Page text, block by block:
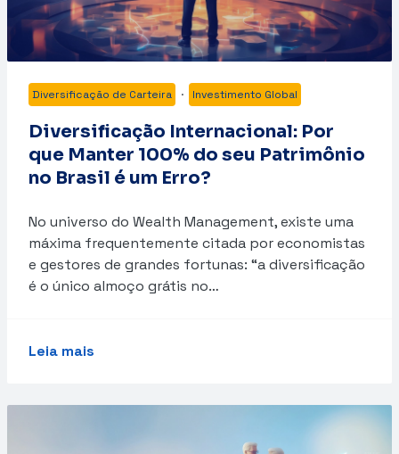
Diversificação de Carteira · Investimento Global
Diversificação Internacional: Por
que Manter 100% do seu Patrimônio
no Brasil é um Erro?
No universo do Wealth Management, existe uma
máxima frequentemente citada por economistas
e gestores de grandes fortunas: “a diversificação
é o único almoço grátis no…
Leia mais